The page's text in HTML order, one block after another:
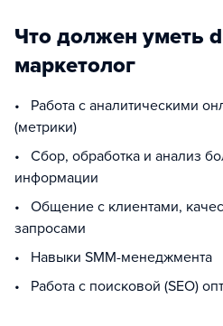
Что должен уметь
маркетолог
• Работа с аналитическими
(метрики)
• Сбор, обработка и анализ
информации
• Общение с клиентами,
запросами
• Навыки SMM-менеджмента
• Работа с поисковой (SEO)